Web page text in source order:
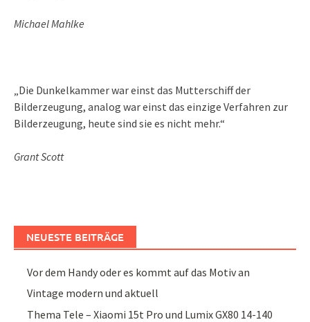
Michael Mahlke
„Die Dunkelkammer war einst das Mutterschiff der
Bilderzeugung, analog war einst das einzige Verfahren zur
Bilderzeugung, heute sind sie es nicht mehr.“
Grant Scott
NEUESTE BEITRÄGE
Vor dem Handy oder es kommt auf das Motiv an
Vintage modern und aktuell
Thema Tele – Xiaomi 15t Pro und Lumix GX80 14-140